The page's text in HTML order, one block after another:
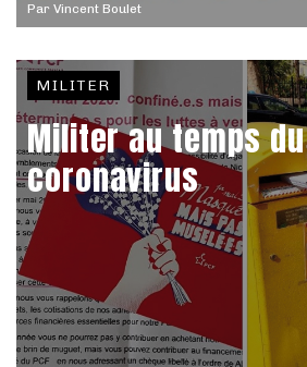
Par Vincent Boulet
MILITER
Militer au temps du
coronavirus